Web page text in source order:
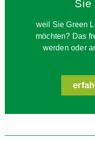
Sie
weil Sie Green
möchten? Das
werden oder